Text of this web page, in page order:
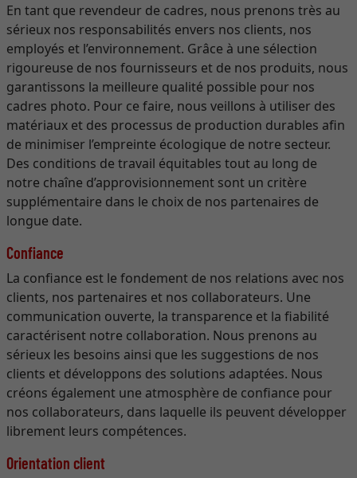
En tant que revendeur de cadres, nous prenons très au
sérieux nos responsabilités envers nos clients, nos
employés et l’environnement. Grâce à une sélection
rigoureuse de nos fournisseurs et de nos produits, nous
garantissons la meilleure qualité possible pour nos
cadres photo. Pour ce faire, nous veillons à utiliser des
matériaux et des processus de production durables afin
de minimiser l’empreinte écologique de notre secteur.
Des conditions de travail équitables tout au long de
notre chaîne d’approvisionnement sont un critère
supplémentaire dans le choix de nos partenaires de
longue date.
Confiance
La confiance est le fondement de nos relations avec nos
clients, nos partenaires et nos collaborateurs. Une
communication ouverte, la transparence et la fiabilité
caractérisent notre collaboration. Nous prenons au
sérieux les besoins ainsi que les suggestions de nos
clients et développons des solutions adaptées. Nous
créons également une atmosphère de confiance pour
nos collaborateurs, dans laquelle ils peuvent développer
librement leurs compétences.
Orientation client